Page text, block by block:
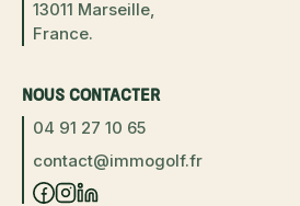
13011 Marseille,
France.
NOUS CONTACTER
04 91 27 10 65
contact@immogolf.fr